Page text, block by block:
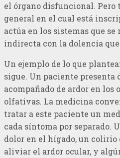
el órgano disfuncional. Pero
general en el cual está
actúa en los sistemas que
indirecta con la dolencia
Un ejemplo de lo que
sigue. Un paciente presenta
acompañado de ardor en los
olfativas. La medicina
tratar a este paciente un
cada síntoma por separado.
dolor en el hígado, un colirio
aliviar el ardor ocular, y